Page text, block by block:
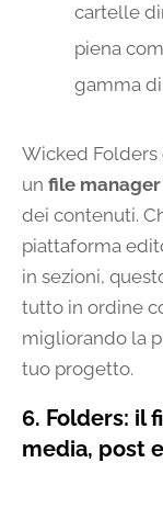
cartelle
piena
gamma
Wicked Folders
un file
dei contenuti.
piattaforma
in sezioni,
tutto in ordine
migliorando la
tuo progetto.
6. Folders: il
media, post